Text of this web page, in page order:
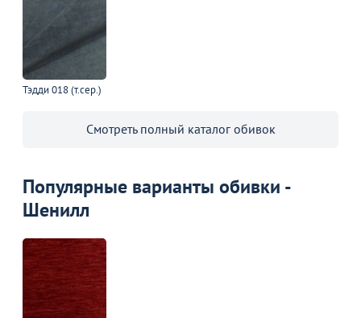
Тэдди 018 (т.сер.)
Смотреть полный каталог обивок
Популярные варианты обивки -
Шенилл